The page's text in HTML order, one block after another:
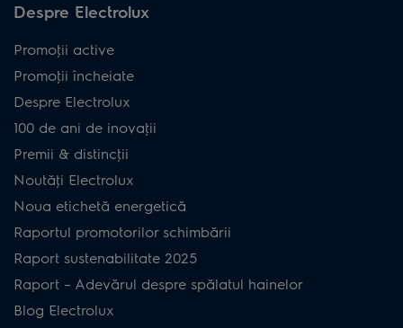
Despre Electrolux
Promoţii active
Promoţii încheiate
Despre Electrolux
100 de ani de inovaţii
Premii & distincţii
Noutăţi Electrolux
Noua etichetă energetică
Raportul promotorilor schimbării
Raport sustenabilitate 2025
Raport – Adevărul despre spălatul hainelor
Blog Electrolux